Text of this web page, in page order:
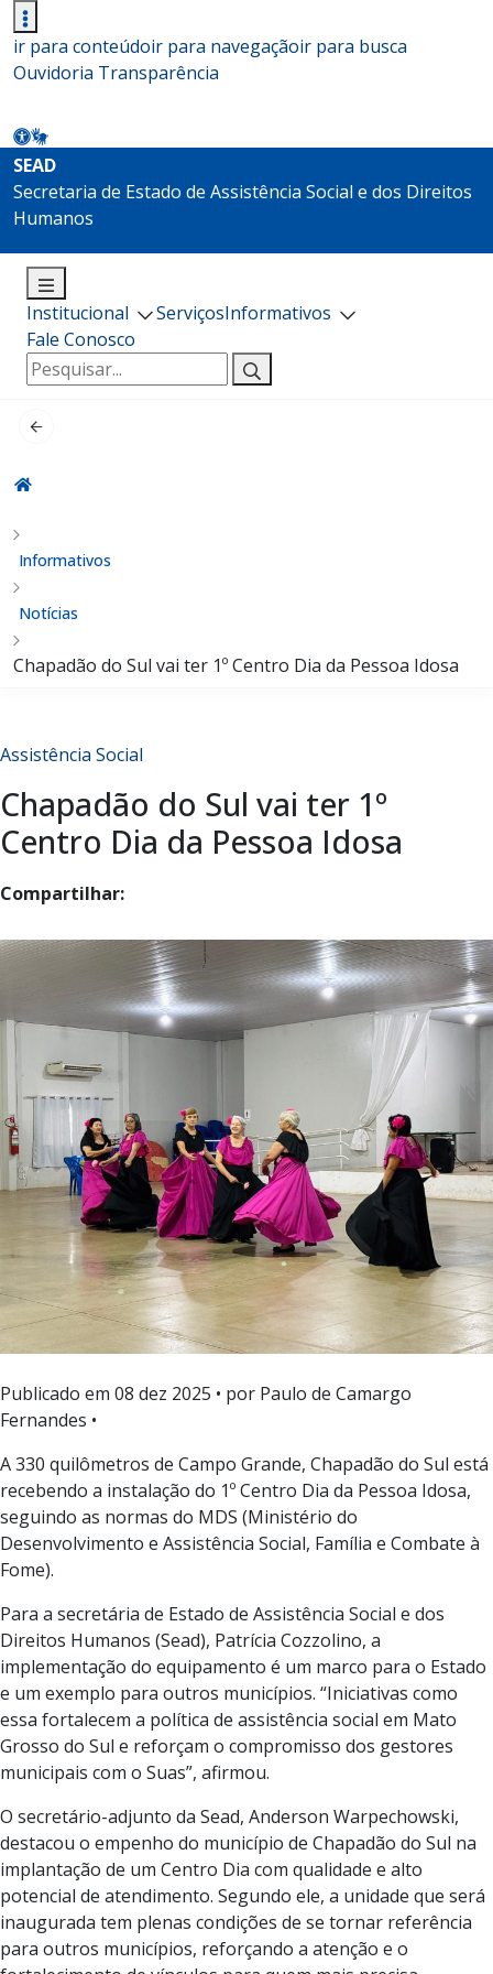
ir para conteúdoir para navegaçãoir para busca
Ouvidoria Transparência
SEAD
Secretaria de Estado de Assistência Social e dos Direitos
Humanos
Institucional ServiçosInformativos
Fale Conosco
Pesquisar
por:
Informativos
Notícias
Chapadão do Sul vai ter 1º Centro Dia da Pessoa Idosa
Assistência Social
Chapadão do Sul vai ter 1º
Centro Dia da Pessoa Idosa
Compartilhar:
Publicado em 08 dez 2025 • por Paulo de Camargo
Fernandes •
A 330 quilômetros de Campo Grande, Chapadão do Sul está
recebendo a instalação do 1º Centro Dia da Pessoa Idosa,
seguindo as normas do MDS (Ministério do
Desenvolvimento e Assistência Social, Família e Combate à
Fome).
Para a secretária de Estado de Assistência Social e dos
Direitos Humanos (Sead), Patrícia Cozzolino, a
implementação do equipamento é um marco para o Estado
e um exemplo para outros municípios. “Iniciativas como
essa fortalecem a política de assistência social em Mato
Grosso do Sul e reforçam o compromisso dos gestores
municipais com o Suas”, afirmou.
O secretário-adjunto da Sead, Anderson Warpechowski,
destacou o empenho do município de Chapadão do Sul na
implantação de um Centro Dia com qualidade e alto
potencial de atendimento. Segundo ele, a unidade que será
inaugurada tem plenas condições de se tornar referência
para outros municípios, reforçando a atenção e o